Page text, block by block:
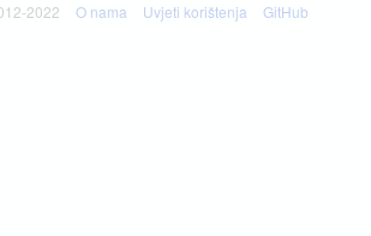
2022 O nama Uvjeti korištenja GitHub